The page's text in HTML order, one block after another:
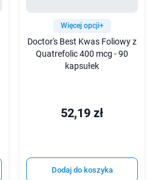
Więcej opcji+
Doctor's Best Kwas Foliowy z
Quatrefolic 400 mcg - 90
kapsułek
52,19 zł
Dodaj do koszyka